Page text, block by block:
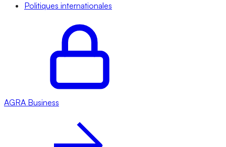
Politiques internationales
AGRA Business